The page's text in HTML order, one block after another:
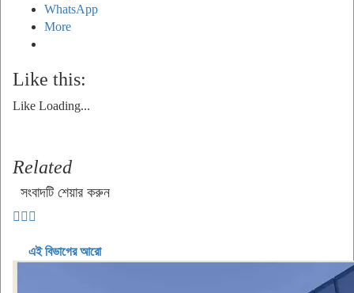
WhatsApp
More
Like this:
Like Loading...
Related
সংবাদটি শেয়ার করুন
এই বিভাগের আরো